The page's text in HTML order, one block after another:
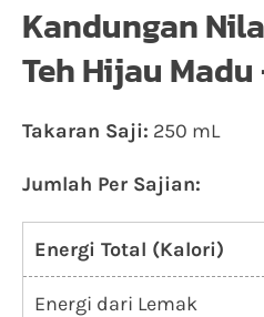
Kandungan
Teh Hijau Madu
Takaran Saji: 250 mL
Jumlah Per Sajian:
Energi Total (Kalori)
Energi dari Lemak